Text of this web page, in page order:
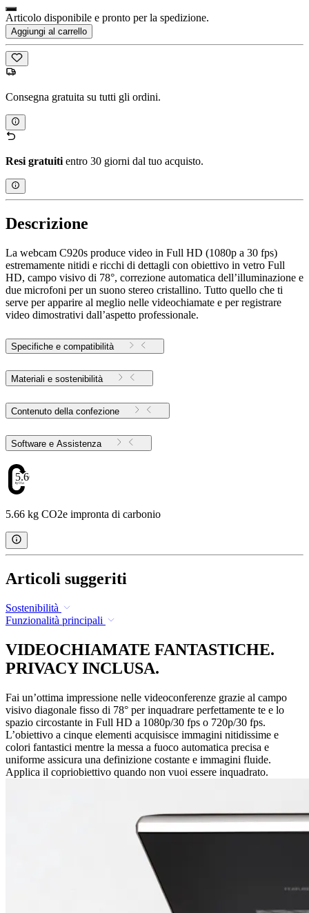
Articolo disponibile e pronto per la spedizione.
Aggiungi al carrello
Consegna gratuita su tutti gli ordini.
Resi gratuiti entro 30 giorni dal tuo acquisto.
Descrizione
La webcam C920s produce video in Full HD (1080p a 30 fps)
estremamente nitidi e ricchi di dettagli con obiettivo in vetro Full
HD, campo visivo di 78°, correzione automatica dell’illuminazione e
due microfoni per un suono stereo cristallino. Tutto quello che ti
serve per apparire al meglio nelle videochiamate e per registrare
video dimostrativi dall’aspetto professionale.
Specifiche e compatibilità
Materiali e sostenibilità
Contenuto della confezione
Software e Assistenza
5.66
5.66 kg CO2e impronta di carbonio
Articoli suggeriti
Sostenibilità
Funzionalità principali
VIDEOCHIAMATE FANTASTICHE.
PRIVACY INCLUSA.
Fai un’ottima impressione nelle videoconferenze grazie al campo
visivo diagonale fisso di 78° per inquadrare perfettamente te e lo
spazio circostante in Full HD a 1080p/30 fps o 720p/30 fps.
L’obiettivo a cinque elementi acquisisce immagini nitidissime e
colori fantastici mentre la messa a fuoco automatica precisa e
uniforme assicura una definizione costante e immagini fluide.
Applica il copriobiettivo quando non vuoi essere inquadrato.